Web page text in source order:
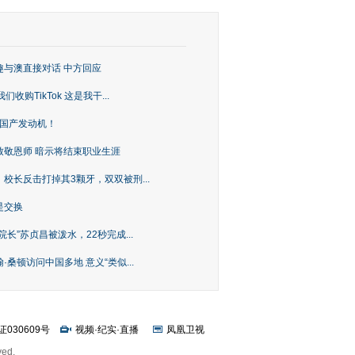
澳直接对话 中方回应
们收购TikTok 这是我干...
产发动机！
恩师 暗示将结束职业生涯
长反击打掉其3颗牙，双双被刑...
交换
长”苏贞昌被泼水，22秒完成...
桑顿访问中国多地 意义“类似...
030609号 视频·纪实·直播
凤凰卫视